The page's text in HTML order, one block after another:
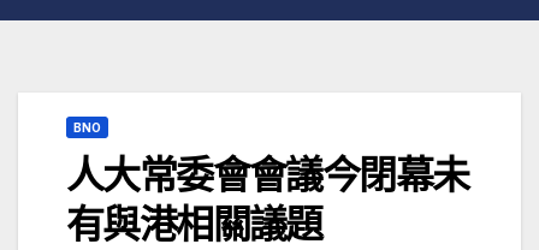
BNO
人大常委會會議今閉幕未
有與港相關議題